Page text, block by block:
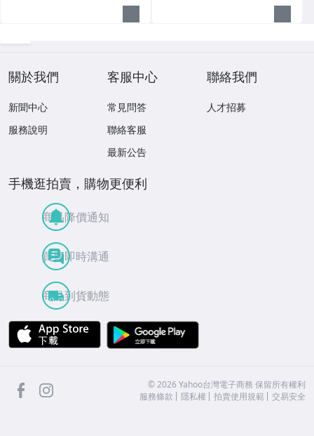
關於我們
新聞中心
服務說明
客服中心
常見問答
聯絡客服
最新公告
聯絡我們
人才招募
手機逛拍賣，購物更便利
商品降價通知
買賣即時溝通
商品到貨動態
APP Store
facebook ©2026 Yahoo台灣電子商務 保留所有權利
服務條款
隱私權 拍賣使用規範 交易安全